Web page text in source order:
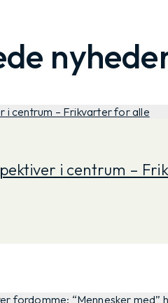
i centrum –